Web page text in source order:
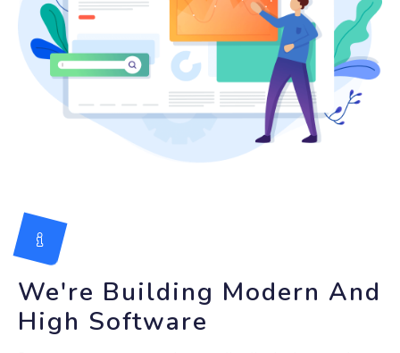
We're Building Modern And
High Software